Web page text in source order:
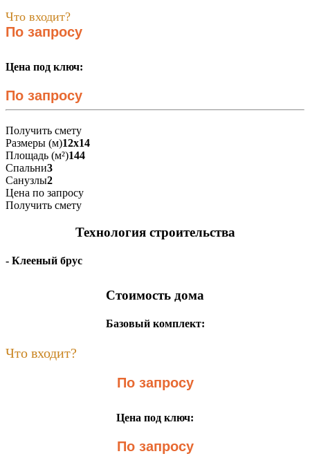
Что входит?
По запросу
Цена под ключ:
По запросу
Получить смету
Размеры (м)12х14
Площадь (м²)144
Спальни3
Санузлы2
Цена по запросу
Получить смету
Технология строительства
- Клееный брус
Стоимость дома
Базовый комплект:
Что входит?
По запросу
Цена под ключ:
По запросу